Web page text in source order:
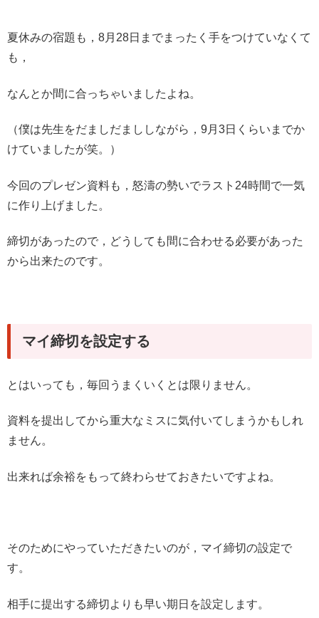
夏休みの宿題も，8月28日までまったく手をつけていなくて
も，
なんとか間に合っちゃいましたよね。
（僕は先生をだましだまししながら，9月3日くらいまでか
けていましたが笑。）
今回のプレゼン資料も，怒濤の勢いでラスト24時間で一気
に作り上げました。
締切があったので，どうしても間に合わせる必要があった
から出来たのです。
マイ締切を設定する
とはいっても，毎回うまくいくとは限りません。
資料を提出してから重大なミスに気付いてしまうかもしれ
ません。
出来れば余裕をもって終わらせておきたいですよね。
そのためにやっていただきたいのが，マイ締切の設定で
す。
相手に提出する締切よりも早い期日を設定します。